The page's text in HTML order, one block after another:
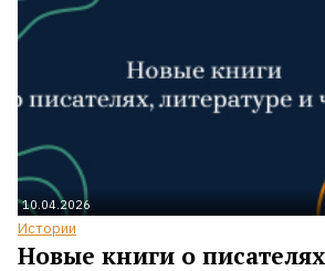
10.04.2026
Истории
Новые книги о